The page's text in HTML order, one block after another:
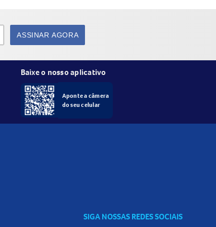
ASSINAR AGORA
Baixe o nosso aplicativo
Aponte a câmera
do seu celular
SIGA NOSSAS REDES SOCIAIS